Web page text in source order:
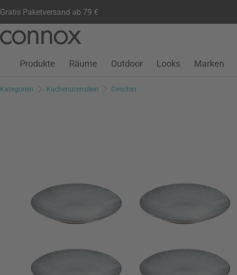
Gratis Paketversand ab 79 €
Seiteninhalt
Suchfeld
Kundenkonto
Wunschliste
Warenkorb
Produkte Räume Outdoor Looks Marken
Kategorien Küchenutensilien Geschirr